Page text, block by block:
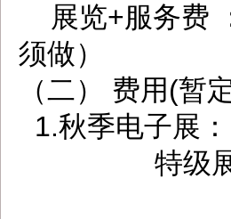
展览+服务费
须做）
（二） 费用(暂定
1.秋季电子展
特级展位 -
C型-